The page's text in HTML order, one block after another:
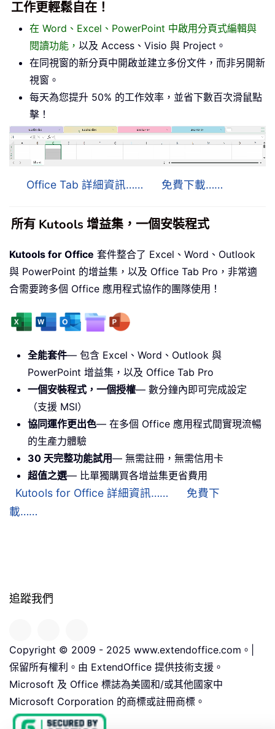
工作更輕鬆自在！
在 Word、Excel、PowerPoint 中啟用分頁式編輯與
閱讀功能， 以及 Access、Visio 與 Project。
在同視窗的新分頁中開啟並建立多份文件，而非另開新
視窗。
每天為您提升 50% 的工作效率，並省下數百次滑鼠點
擊！
Office Tab 詳細資訊…… 免費下載……
所有 Kutools 增益集，一個安裝程式
Kutools for Office 套件整合了 Excel、Word、Outlook
與 PowerPoint 的增益集，以及 Office Tab Pro，非常適
合需要跨多個 Office 應用程式協作的團隊使用！
全能套件— 包含 Excel、Word、Outlook 與
PowerPoint 增益集，以及 Office Tab Pro
一個安裝程式，一個授權— 數分鐘內即可完成設定
（支援 MSI）
協同運作更出色— 在多個 Office 應用程式間實現流暢
的生產力體驗
30 天完整功能試用— 無需註冊，無需信用卡
超值之選— 比單獨購買各增益集更省費用
Kutools for Office 詳細資訊……
免費下
載……
追蹤我們
Copyright © 2009 - 2025 www.extendoffice.com。|
保留所有權利。由 ExtendOffice 提供技術支援。
Microsoft 及 Office 標誌為美國和/或其他國家中
Microsoft Corporation 的商標或註冊商標。